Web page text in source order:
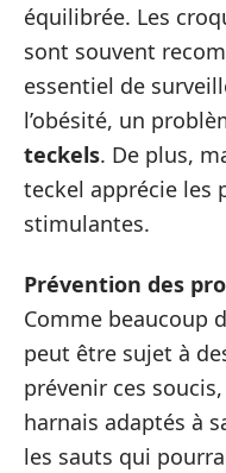
équilibrée. Les
sont souvent
essentiel de
l’obésité, un
teckels. De plus,
teckel apprécie les
stimulantes.
Prévention des
Comme beaucoup
peut être sujet à
prévenir ces
harnais adaptés à
les sauts qui